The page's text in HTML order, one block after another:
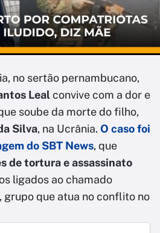
no sertão pernambucano,
Lealconvive com a dor e
soube da morte do filho,
Silva, na Ucrânia. O caso foi
do SBT News, que
de tortura e assassinato
ligados ao chamado
, grupo que atua no conflito no